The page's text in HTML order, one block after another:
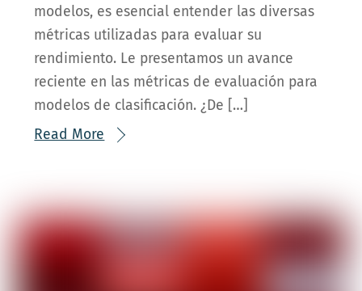
modelos, es esencial entender las diversas
métricas utilizadas para evaluar su
rendimiento. Le presentamos un avance
reciente en las métricas de evaluación para
modelos de clasificación. ¿De […]
Read More